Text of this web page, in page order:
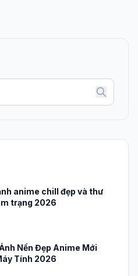
anime chill đẹp và thư
trạng 2026
Nền Đẹp Anime Mới
Tính 2026